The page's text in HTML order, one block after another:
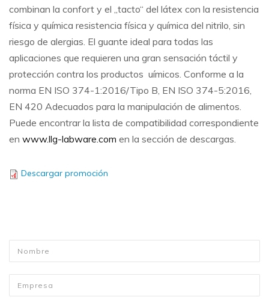
combinan la confort y el „tacto“ del látex con la resistencia
física y química resistencia física y química del nitrilo, sin
riesgo de alergias. El guante ideal para todas las
aplicaciones que requieren una gran sensación táctil y
protección contra los productos uímicos. Conforme a la
norma EN ISO 374-1:2016/Tipo B, EN ISO 374-5:2016,
EN 420 Adecuados para la manipulación de alimentos.
Puede encontrar la lista de compatibilidad correspondiente
en www.llg-labware.com en la sección de descargas.
Descargar promoción
Nombre
Empresa